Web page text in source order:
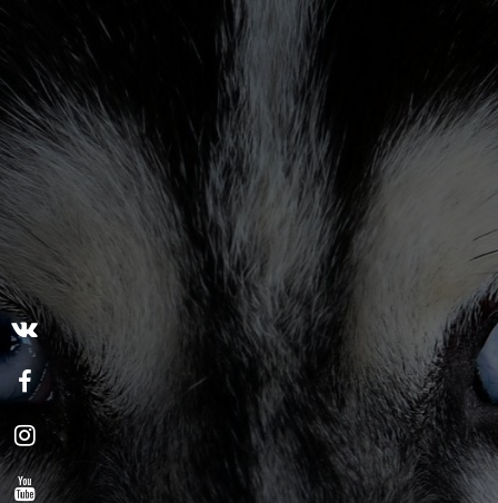
+7 (495) 642-36-47
vet-oculus@yandex.ru